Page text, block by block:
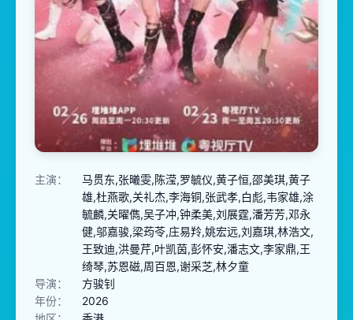
主演：
马贯东,张曦雯,陈滢,罗毓仪,黄子恒,邵美琪,黄子
雄,杜燕歌,关礼杰,李海铜,张武孝,白彪,韦家雄,涂
毓麟,关曜儁,吴子冲,钟柔美,刘展霆,潘芳芳,邓永
健,邬嘉骏,梁荺苓,庄易羚,姚宏远,刘嘉琪,林浩文,
王致迪,洪曼芹,叶凯茵,彭怀安,潘志文,李家鼎,王
绮琴,苏恩磁,周百恩,谢采芝,林夕童
导演：
方骏钊
年份：
2026